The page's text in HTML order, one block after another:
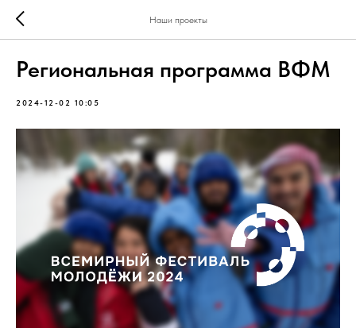
Наши проекты
Региональная программа ВФМ
2024-12-02 10:05